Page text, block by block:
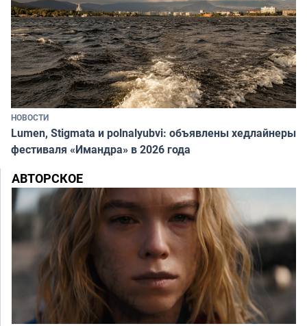
НОВОСТИ
Lumen, Stigmata и polnalyubvi: объявлены хедлайнеры
фестиваля «Имандра» в 2026 года
АВТОРСКОЕ